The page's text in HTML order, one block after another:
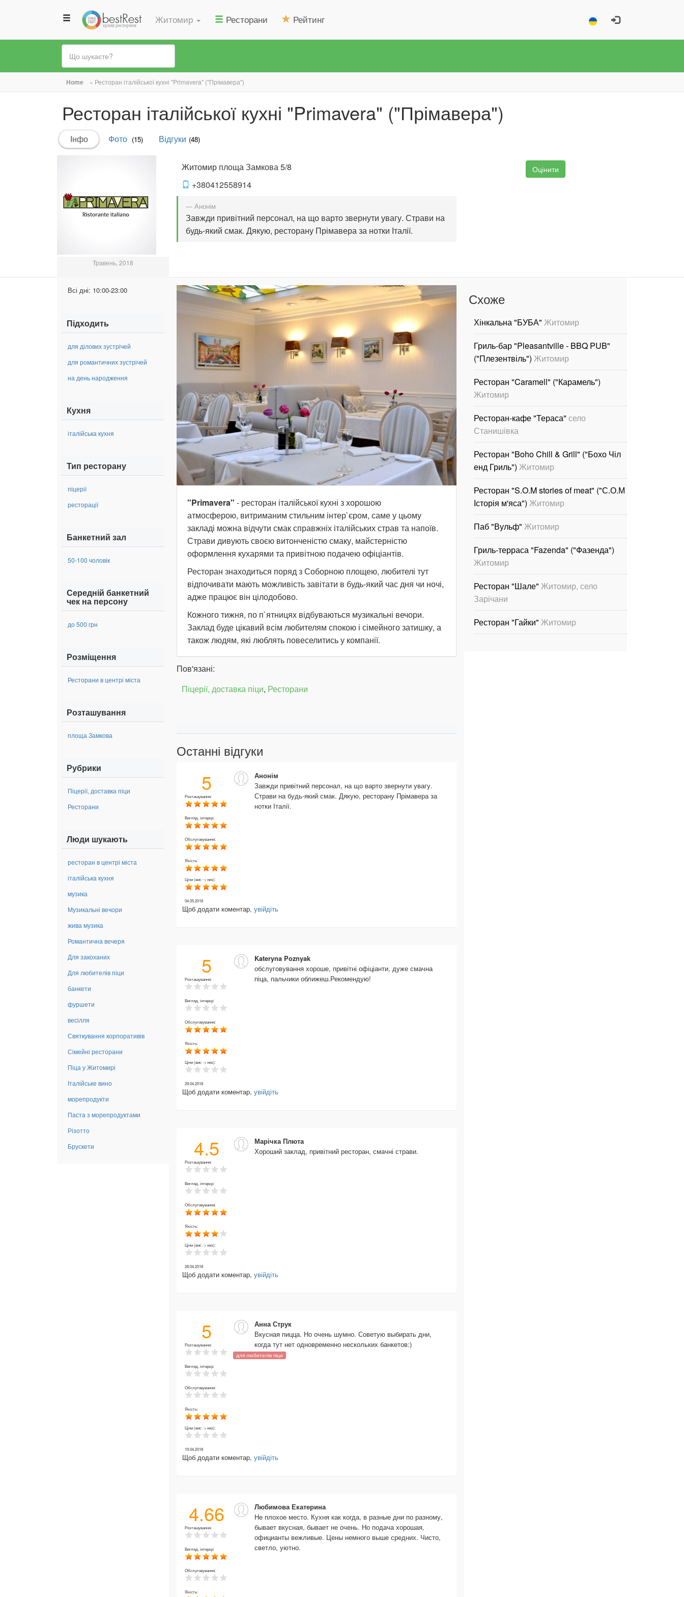
Житомир Ресторани Рейтинг
Ви
є
тут
Home » Ресторан італійської кухні "Primavera" ("Прімавера")
Ресторан італійської кухні "Primavera" ("Прімавера")
Первинні
вкладки
Інфо(активна
вкладка)
Фото (15) Відгуки (48)
Травень, 2018
Житомир площа Замкова5/8
+380412558914
— Анонім
Завжди привітний персонал, на що варто звернути увагу. Страви на
будь-який смак. Дякую, ресторану Прімавера за нотки Італії.
Оцінити
Всі дні: 10:00-23:00
Підходить
для ділових зустрічей
для романтичних зустрічей
на день народження
Кухня
італійська кухня
Тип ресторану
піцерії
ресторації
Банкетний зал
50-100 чоловік
Середній банкетний
чек на персону
до 500 грн
Розміщення
Ресторани в центрі міста
Розташування
площа Замкова
Рубрики
Піцерії, доставка піци
Ресторани
Люди шукають
ресторан в центрі міста
італійська кухня
музика
Музикальні вечори
жива музика
Романтична вечеря
Для закоханих
Для любителів піци
банкети
фуршети
весілля
Святкування корпоративів
Сімейні ресторани
Піца у Житомирі
Італійське вино
морепродукти
Паста з морепродуктами
Різотто
Брускети
"Primavera" - ресторан італійської кухні з хорошою
атмосферою, витриманим стильним інтер`єром, саме у цьому
закладі можна відчути смак справжніх італійських страв та напоїв.
Страви дивують своєю витонченістю смаку, майстерністю
оформлення кухарями та привітною подачею офіціантів.
Ресторан знаходиться поряд з Соборною площею, любителі тут
відпочивати мають можливість завітати в будь-який час дня чи ночі,
адже працює він цілодобово.
Кожного тижня, по п`ятницях відбуваються музикальні вечори.
Заклад буде цікавий всім любителям спокою і сімейного затишку, а
також людям, які люблять повеселитись у компанії.
Пов'язані:
Піцерії, доставка піци, Ресторани
Останні відгуки
5
Розташування:
Вигляд, інтерєр:
Обслуговування:
Якість:
Ціни (вис -> низ):
Анонім
Завжди привітний персонал, на що варто звернути увагу.
Страви на будь-який смак. Дякую, ресторану Прімавера за
нотки Італії.
04.05.2018
Щоб додати коментар, увійдіть
5
Розташування:
Вигляд, інтерєр:
Обслуговування:
Якість:
Ціни (вис -> низ):
Kateryna Poznyak
обслуговування хороше, привітні офіціанти, дуже смачна
піца, пальчики оближеш.Рекомендую!
29.04.2018
Щоб додати коментар, увійдіть
4.5
Розташування:
Вигляд, інтерєр:
Обслуговування:
Якість:
Ціни (вис -> низ):
Марічка Плюта
Хороший заклад, привітний ресторан, смачні страви.
28.04.2018
Щоб додати коментар, увійдіть
5
Розташування:
Вигляд, інтерєр:
Обслуговування:
Якість:
Ціни (вис -> низ):
Анна Струк
Вкусная пицца. Но очень шумно. Советую выбирать дни,
когда тут нет одновременно нескольких банкетов:)
для любителів піци
19.04.2018
Щоб додати коментар, увійдіть
4.66
Розташування:
Вигляд, інтерєр:
Обслуговування:
Якість:
Любимова Екатерина
Не плохое место. Кухня как когда, в разные дни по разному,
бывает вкусная, бывает не очень. Но подача хорошая,
официанты вежливые. Цены немного выше средних. Чисто,
светло, уютно.
Схоже
Хінкальна "БУБА" Житомир
Гриль-бар "Pleasantville - BBQ PUB"
("Плезентвіль") Житомир
Ресторан "Caramell" ("Карамель")
Житомир
Ресторан-кафе "Тераса" село
Станишівка
Ресторан "Boho Chill & Grill" ("Бохо Чіл
енд Гриль") Житомир
Ресторан "S.O.M stories of meat" ("С.О.М
Історія м'яса") Житомир
Паб "Вульф" Житомир
Гриль-терраса "Fazenda" ("Фазенда")
Житомир
Ресторан "Шале" Житомир, село
Зарічани
Ресторан "Гайки" Житомир